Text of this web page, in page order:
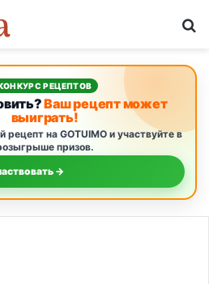
РЕЦЕПТОВ
Ваш рецепт может
выиграть!
рецепт на GOTUIMO и участвуйте в
призов.
→